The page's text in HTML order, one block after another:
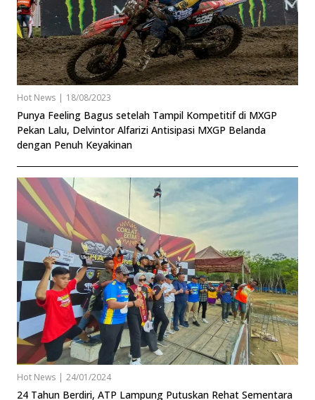
Hot News | 18/08/2023
Punya Feeling Bagus setelah Tampil Kompetitif di MXGP
Pekan Lalu, Delvintor Alfarizi Antisipasi MXGP Belanda
dengan Penuh Keyakinan
Hot News | 24/01/2024
24 Tahun Berdiri, ATP Lampung Putuskan Rehat Sementara